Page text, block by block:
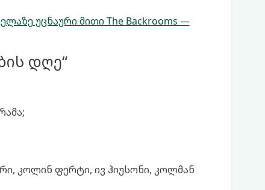
უცნაური მითი The Backrooms —
დღე“
კოლინ ფერტი, ივ ჰიუსონი, კოლმან